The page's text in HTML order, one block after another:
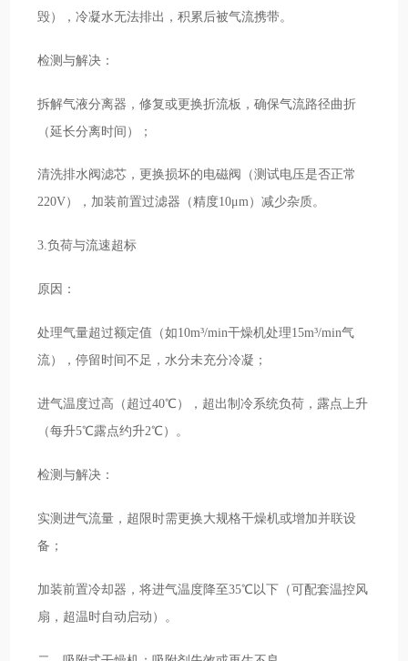
毁），冷凝水无法排出，积累后被气流携带。
检测与解决：
拆解气液分离器，修复或更换折流板，确保气流路径曲折
（延长分离时间）；
清洗排水阀滤芯，更换损坏的电磁阀（测试电压是否正常
220V），加装前置过滤器（精度10μm）减少杂质。
3.负荷与流速超标
原因：
处理气量超过额定值（如10m³/min干燥机处理15m³/min气
流），停留时间不足，水分未充分冷凝；
进气温度过高（超过40℃），超出制冷系统负荷，露点上升
（每升5℃露点约升2℃）。
检测与解决：
实测进气流量，超限时需更换大规格干燥机或增加并联设
备；
加装前置冷却器，将进气温度降至35℃以下（可配套温控风
扇，超温时自动启动）。